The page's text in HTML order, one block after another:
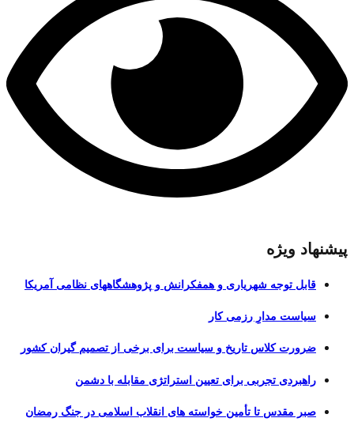
پیشنهاد ویژه
قابل توجه شهریاری و همفکرانش و پژوهشگاههای نظامی آمریکا
سیاست مدارِ رزمی کار
ضرورت کلاس تاریخ و سیاست برای برخی از تصمیم گیران کشور
راهبردی تجربی برای تعیین استراتژی مقابله با دشمن
صبر مقدس تا تأمین خواسته های انقلاب اسلامی در جنگ رمضان